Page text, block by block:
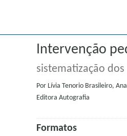
Intervenção
sistematização
Por Lívia Tenorio Brasileiro,
Editora Autografia
Formatos